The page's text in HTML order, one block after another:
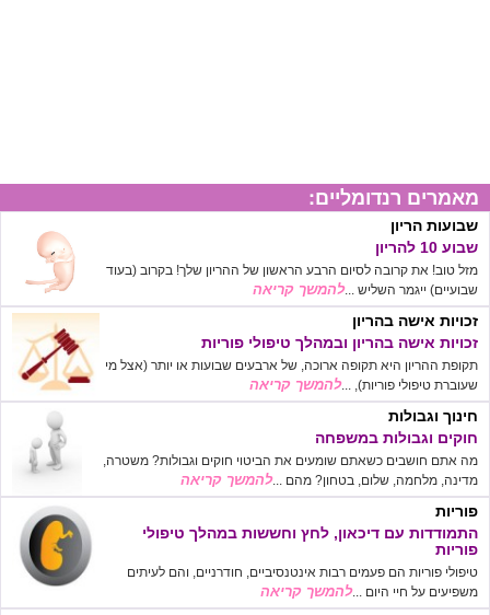
מאמרים רנדומליים:
שבועות הריון
שבוע 10 להריון
מזל טוב! את קרובה לסיום הרבע הראשון של ההריון שלך! בקרוב (בעוד
שבועיים) ייגמר השליש ...להמשך קריאה
זכויות אישה בהריון
זכויות אישה בהריון ובמהלך טיפולי פוריות
תקופת ההריון היא תקופה ארוכה, של ארבעים שבועות או יותר (אצל מי
שעוברת טיפולי פוריות), ...להמשך קריאה
חינוך וגבולות
חוקים וגבולות במשפחה
מה אתם חושבים כשאתם שומעים את הביטוי חוקים וגבולות? משטרה,
מדינה, מלחמה, שלום, בטחון? מהם ...להמשך קריאה
פוריות
התמודדות עם דיכאון, לחץ וחששות במהלך טיפולי
פוריות
טיפולי פוריות הם פעמים רבות אינטנסיביים, חודרניים, והם לעיתים
משפיעים על חיי היום ...להמשך קריאה